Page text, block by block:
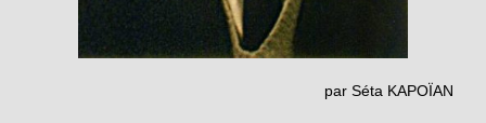
par Séta KAPOÏAN